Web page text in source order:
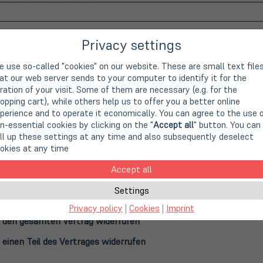
Informationen ein, die uns eine Identifikation des Vertrages
Sie widerrufen möchten. Tragen Sie bitte die Bestellnummer
der Bestätigungsmail der Bestellung erhalten haben oder die
die oben rechts auf der Rechnung steht, die Sie von uns
Alternativ können Sie uns auch das Bestelldatum oder eine
die uns eine Identifizierung des Vertrages oder der
Sie widerrufen möchten.
*
gesamten Vertrag widerrufen
Teil des Vertrages widerrufen
Privacy settings
use so-called "cookies" on our website. These are small text files
our web server sends to your computer to identify it for the
of your visit. Some of them are necessary (e.g. for the
cart), while others help us to offer you a better online
and to operate it economically. You can agree to the use
essential cookies by clicking on the "Accept all" button. You can
up these settings at any time and also subsequently deselect
at any time
Accept all
Settings
Privacy policy | Cookies | Imprint